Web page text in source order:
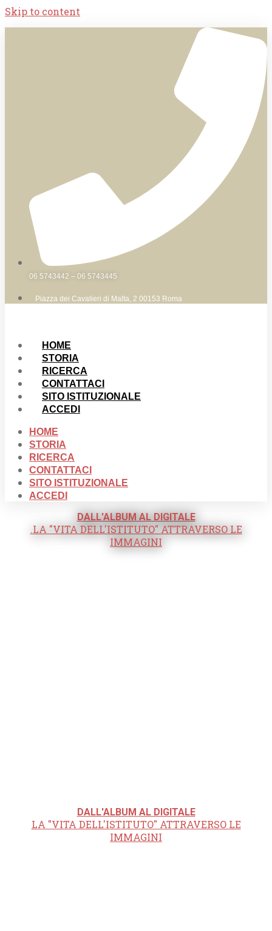
Skip to content
06 5743442 – 06 5743445
Piazza dei Cavalieri di Malta, 2 00153 Roma
HOME
STORIA
RICERCA
CONTATTACI
SITO ISTITUZIONALE
ACCEDI
HOME
STORIA
RICERCA
CONTATTACI
SITO ISTITUZIONALE
ACCEDI
DALL'ALBUM AL DIGITALE
.LA "VITA DELL'ISTITUTO" ATTRAVERSO LE
IMMAGINI
DALL'ALBUM AL DIGITALE
LA "VITA DELL'ISTITUTO" ATTRAVERSO LE
IMMAGINI